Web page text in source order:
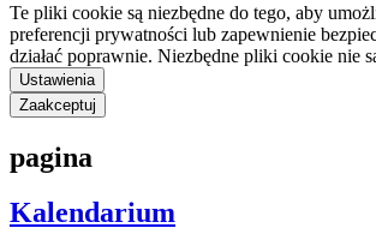
Te pliki cookie są niezbędne do tego, aby
preferencji prywatności lub zapewnienie
działać poprawnie. Niezbędne pliki cookie nie
Ustawienia
Zaakceptuj
pagina
Kalendarium